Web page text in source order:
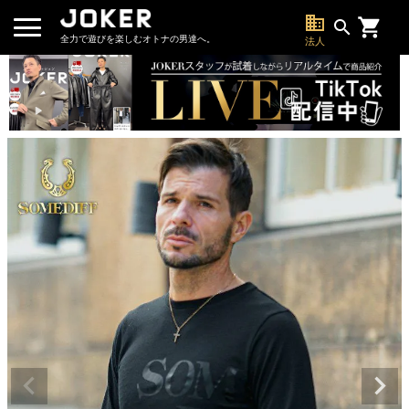
全力で遊びを楽しむオトナの男達へ。
business
法人
search